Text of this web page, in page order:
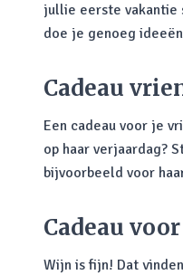
jullie eerste vakantie
doe je genoeg
Cadeau
Een cadeau voor je
op haar verjaardag?
bijvoorbeeld voor
Cadeau
Wijn is fijn! Dat